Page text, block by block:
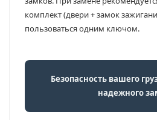
комплект (двери + замок
пользоваться одним ключом.
Безопасность вашего
надежного